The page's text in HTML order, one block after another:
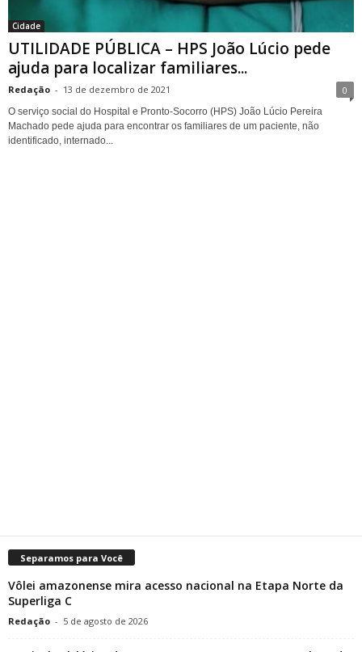
Cidade
UTILIDADE PÚBLICA – HPS João Lúcio pede
ajuda para localizar familiares...
Redação - 13 de dezembro de 2021 0
O serviço social do Hospital e Pronto-Socorro (HPS) João Lúcio Pereira
Machado pede ajuda para encontrar os familiares de um paciente, não
identificado, internado...
Separamos para Você
Vôlei amazonense mira acesso nacional na Etapa Norte da
Superliga C
Redação - 5 de agosto de 2026